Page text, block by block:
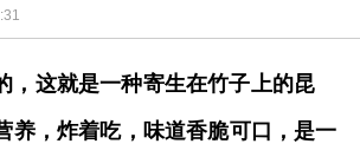
，这就是一种寄生在竹子上的昆
养，炸着吃，味道香脆可口，是一